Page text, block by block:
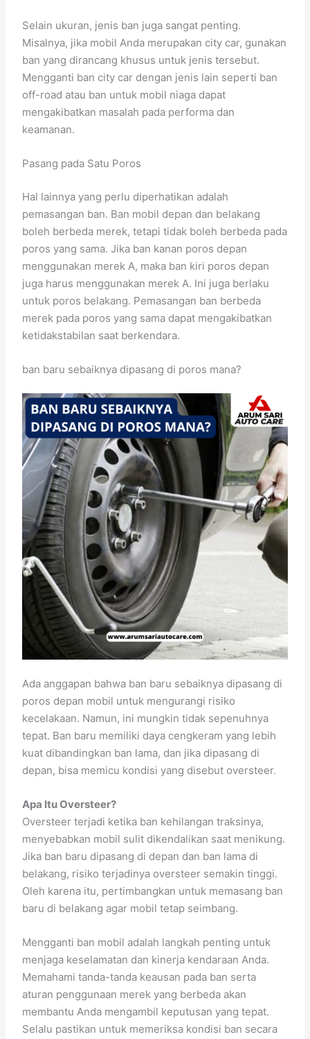
Selain ukuran, jenis ban juga sangat penting.
Misalnya, jika mobil Anda merupakan city car, gunakan
ban yang dirancang khusus untuk jenis tersebut.
Mengganti ban city car dengan jenis lain seperti ban
off-road atau ban untuk mobil niaga dapat
mengakibatkan masalah pada performa dan
keamanan.
Pasang pada Satu Poros
Hal lainnya yang perlu diperhatikan adalah
pemasangan ban. Ban mobil depan dan belakang
boleh berbeda merek, tetapi tidak boleh berbeda pada
poros yang sama. Jika ban kanan poros depan
menggunakan merek A, maka ban kiri poros depan
juga harus menggunakan merek A. Ini juga berlaku
untuk poros belakang. Pemasangan ban berbeda
merek pada poros yang sama dapat mengakibatkan
ketidakstabilan saat berkendara.
ban baru sebaiknya dipasang di poros mana?
Ada anggapan bahwa ban baru sebaiknya dipasang di
poros depan mobil untuk mengurangi risiko
kecelakaan. Namun, ini mungkin tidak sepenuhnya
tepat. Ban baru memiliki daya cengkeram yang lebih
kuat dibandingkan ban lama, dan jika dipasang di
depan, bisa memicu kondisi yang disebut oversteer.
Apa Itu Oversteer?
Oversteer terjadi ketika ban kehilangan traksinya,
menyebabkan mobil sulit dikendalikan saat menikung.
Jika ban baru dipasang di depan dan ban lama di
belakang, risiko terjadinya oversteer semakin tinggi.
Oleh karena itu, pertimbangkan untuk memasang ban
baru di belakang agar mobil tetap seimbang.
Mengganti ban mobil adalah langkah penting untuk
menjaga keselamatan dan kinerja kendaraan Anda.
Memahami tanda-tanda keausan pada ban serta
aturan penggunaan merek yang berbeda akan
membantu Anda mengambil keputusan yang tepat.
Selalu pastikan untuk memeriksa kondisi ban secara